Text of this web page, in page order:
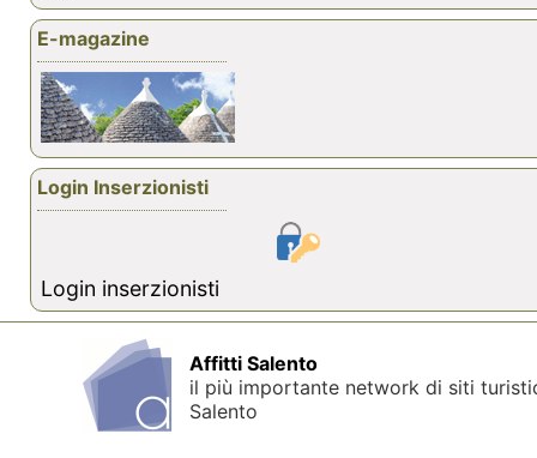
E-magazine
Login Inserzionisti
Login inserzionisti
Affitti Salento
il più importante network di siti
Salento